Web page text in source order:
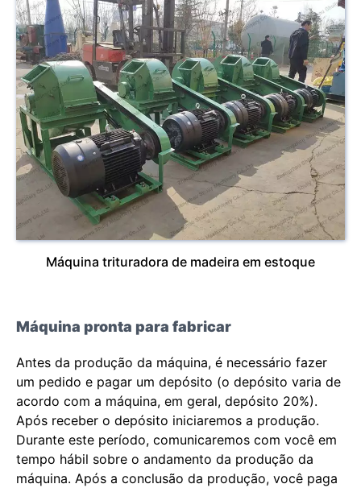
Máquina trituradora de madeira em estoque
Máquina pronta para fabricar
Antes da produção da máquina, é necessário fazer
um pedido e pagar um depósito (o depósito varia de
acordo com a máquina, em geral, depósito 20%).
Após receber o depósito iniciaremos a produção.
Durante este período, comunicaremos com você em
tempo hábil sobre o andamento da produção da
máquina. Após a conclusão da produção, você paga